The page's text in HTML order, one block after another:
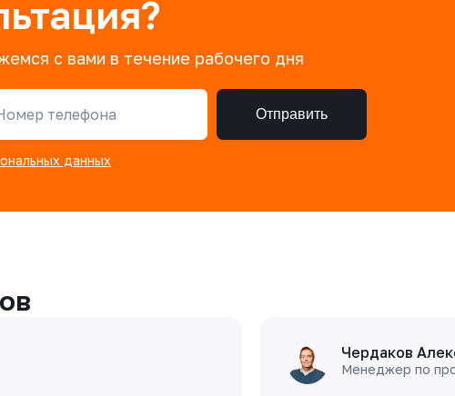
с вами в течение рабочего дня
телефона Отправить
данных
Чердаков
Менеджер по